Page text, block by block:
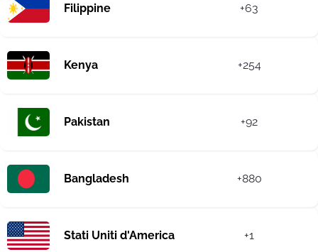
Filippine +63
Kenya +254
Pakistan +92
Bangladesh +880
Stati Uniti d'America +1